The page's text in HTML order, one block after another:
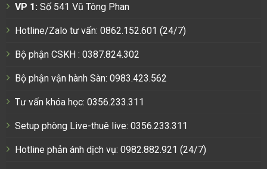
VP 1: Số 541 Vũ Tông Phan
Hotline/Zalo tư vấn: 0862.152.601 (24/7)
Bộ phận CSKH : 0387.824.302
Bộ phận vận hành Sàn: 0983.423.562
Tư vấn khóa học: 0356.233.311
Setup phòng Live-thuê live: 0356.233.311
Hotline phản ánh dịch vụ: 0982.882.921 (24/7)